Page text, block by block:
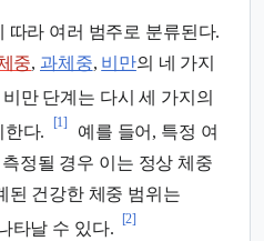
따라 여러 범주로 분류된다.
중, 과체중, 비만의 네 가지
만 단계는 다시 세 가지의
한다.
[1]
예를 들어, 특정 여
정될 경우 이는 정상 체중
된 건강한 체중 범위는
타날 수 있다.
[2]